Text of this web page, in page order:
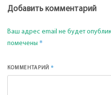
Добавить комментарий
Ваш адрес email не будет
помечены *
КОММЕНТАРИЙ*